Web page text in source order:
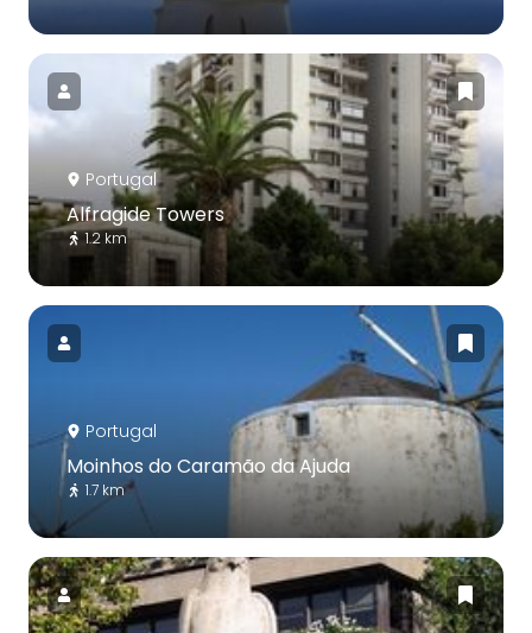
Portugal
Alfragide Towers
1.2 km
Portugal
Moinhos do Caramão da Ajuda
1.7 km